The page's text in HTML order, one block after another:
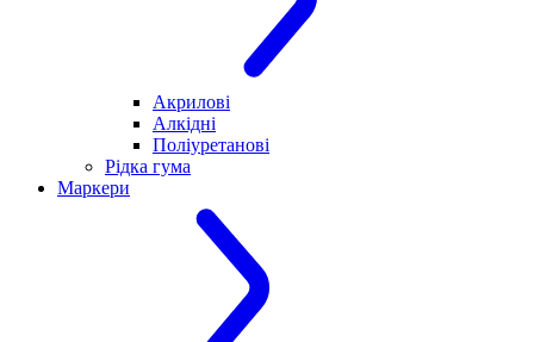
Акрилові
Алкідні
Поліуретанові
Рідка гума
Маркери